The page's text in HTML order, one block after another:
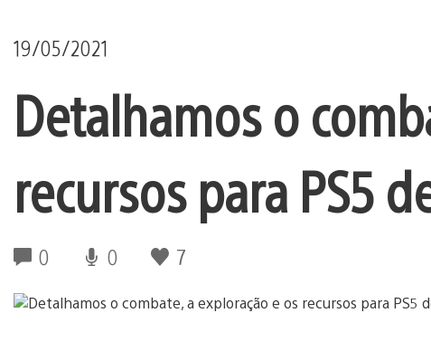
19/05/2021
Detalhamos o
recursos para PS5
0 0 7